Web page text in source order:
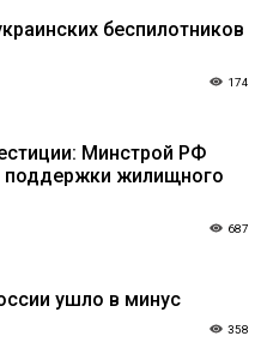
беспилотников
174
Минстрой РФ
поддержки жилищного
687
ушло в минус
358